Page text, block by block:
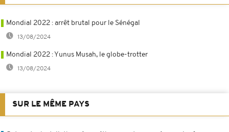
Mondial 2022 : arrêt brutal pour le Sénégal
13/08/2024
Mondial 2022 : Yunus Musah, le globe-trotter
13/08/2024
SUR LE MÊME PAYS